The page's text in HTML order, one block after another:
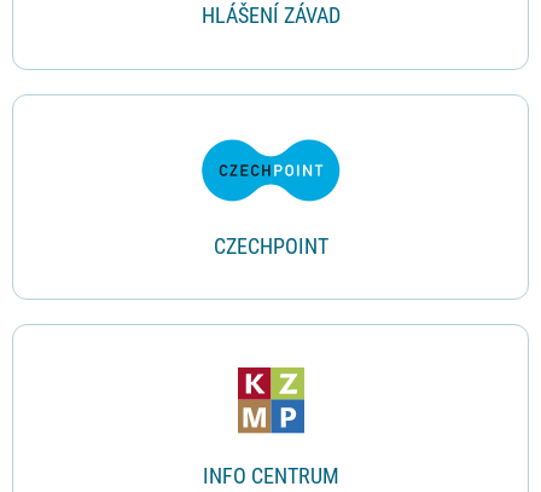
HLÁŠENÍ ZÁVAD
CZECHPOINT
INFO CENTRUM